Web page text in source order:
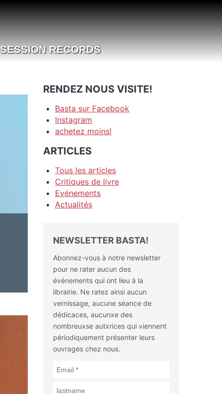
RECORDS
RENDEZ NOUS VISITE!
Basta sur Facebook
Instagram
achetez moins!
ARTICLES
Tous les articles
Critiques de livre
Evénements
Actualités
NEWSLETTER BASTA!
Abonnez-vous à notre newsletter
pour ne rater aucun des
événements qui ont lieu à la
librairie. Ne ratez ainsi aucun
vernissage, aucune séance de
dédicaces, aucunxe des
nombreuxse autxrices qui viennent
périodiquement présenter leurs
ouvrages chez nous.